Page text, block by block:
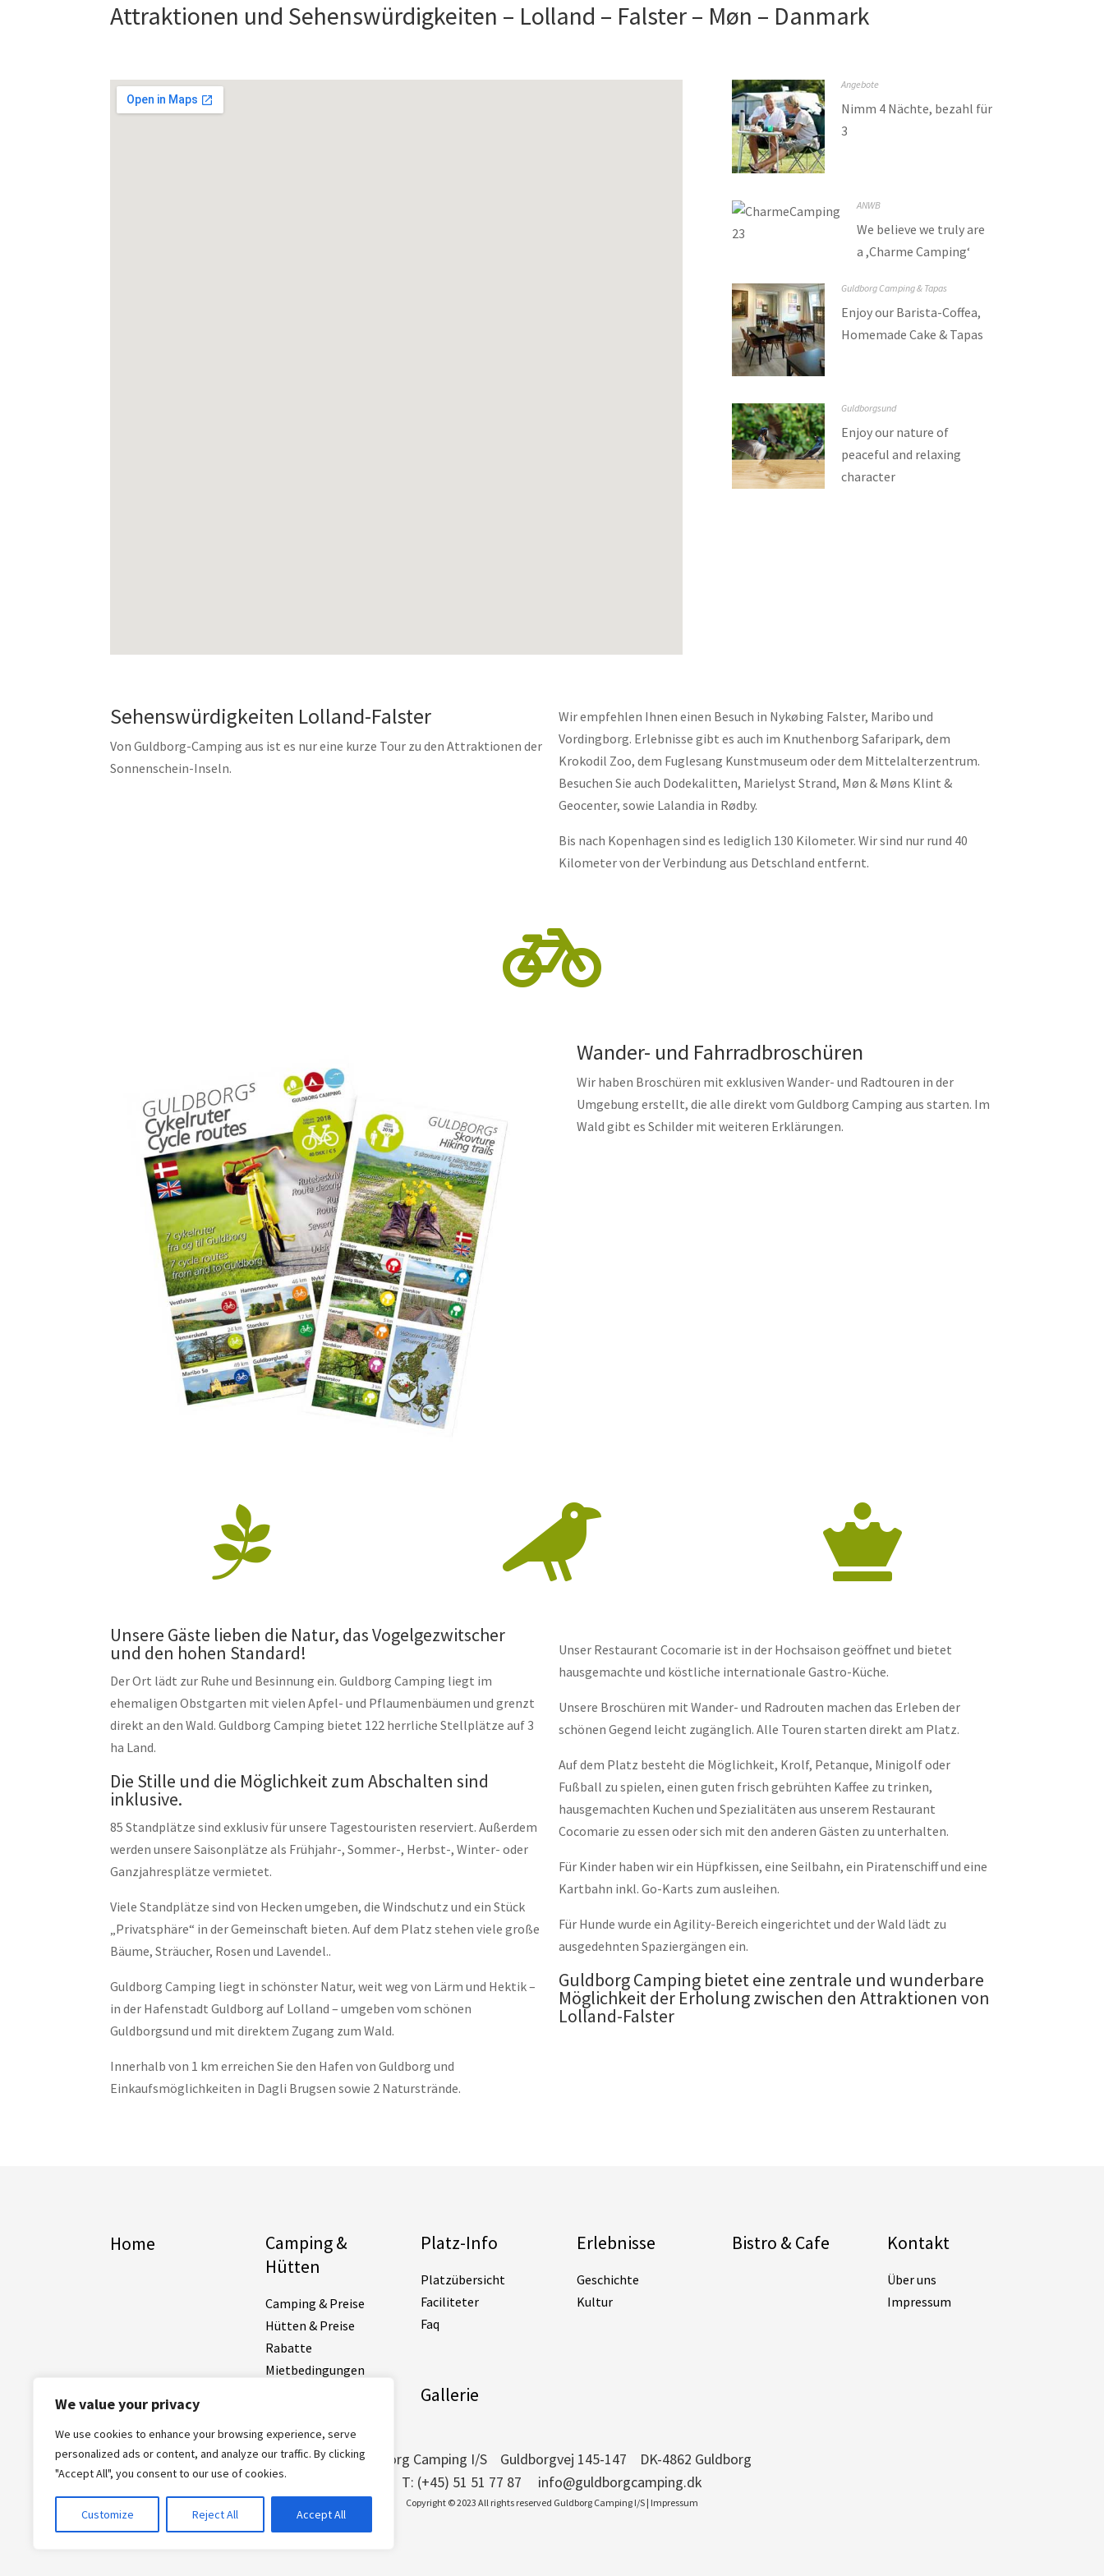
We value your privacy
We use cookies to enhance your browsing experience, serve
personalized ads or content, and analyze our traffic. By clicking
"Accept All", you consent to our use of cookies.
Customize Reject All Accept All
Attraktionen und Sehenswürdigkeiten – Lolland – Falster – Møn – Danmark
Angebote
Nimm 4 Nächte, bezahl für
3​
ANWB
We believe we truly are
a ,Charme Camping‘
Guldborg Camping & Tapas
Enjoy our Barista-Coffea,
Homemade Cake & Tapas
Guldborgsund
Enjoy our nature of
peaceful and relaxing
character
Sehenswürdigkeiten Lolland-Falster
Von Guldborg-Camping aus ist es nur eine kurze Tour zu den Attraktionen der
Sonnenschein-Inseln.
Wir empfehlen Ihnen einen Besuch in Nykøbing Falster, Maribo und
Vordingborg. Erlebnisse gibt es auch im Knuthenborg Safaripark, dem
Krokodil Zoo, dem Fuglesang Kunstmuseum oder dem Mittelalterzentrum.
Besuchen Sie auch Dodekalitten, Marielyst Strand, Møn & Møns Klint &
Geocenter, sowie Lalandia in Rødby.
Bis nach Kopenhagen sind es lediglich 130 Kilometer. Wir sind nur rund 40
Kilometer von der Verbindung aus Detschland entfernt.

Wander- und Fahrradbroschüren​
Wir haben Broschüren mit exklusiven Wander- und Radtouren in der
Umgebung erstellt, die alle direkt vom Guldborg Camping aus starten. Im
Wald gibt es Schilder mit weiteren Erklärungen.
  
Unsere Gäste lieben die Natur, das Vogelgezwitscher
und den hohen Standard!
Der Ort lädt zur Ruhe und Besinnung ein. Guldborg Camping liegt im
ehemaligen Obstgarten mit vielen Apfel- und Pflaumenbäumen und grenzt
direkt an den Wald. Guldborg Camping bietet 122 herrliche Stellplätze auf 3
ha Land.
Die Stille und die Möglichkeit zum Abschalten sind
inklusive.
85 Standplätze sind exklusiv für unsere Tagestouristen reserviert. Außerdem
werden unsere Saisonplätze als Frühjahr-, Sommer-, Herbst-, Winter- oder
Ganzjahresplätze vermietet.
Viele Standplätze sind von Hecken umgeben, die Windschutz und ein Stück
„Privatsphäre“ in der Gemeinschaft bieten. Auf dem Platz stehen viele große
Bäume, Sträucher, Rosen und Lavendel..
Guldborg Camping liegt in schönster Natur, weit weg von Lärm und Hektik –
in der Hafenstadt Guldborg auf Lolland – umgeben vom schönen
Guldborgsund und mit direktem Zugang zum Wald.
Innerhalb von 1 km erreichen Sie den Hafen von Guldborg und
Einkaufsmöglichkeiten in Dagli Brugsen sowie 2 Naturstrände.
Unser Restaurant Cocomarie ist in der Hochsaison geöffnet und bietet
hausgemachte und köstliche internationale Gastro-Küche.
Unsere Broschüren mit Wander- und Radrouten machen das Erleben der
schönen Gegend leicht zugänglich. Alle Touren starten direkt am Platz.
Auf dem Platz besteht die Möglichkeit, Krolf, Petanque, Minigolf oder
Fußball zu spielen, einen guten frisch gebrühten Kaffee zu trinken,
hausgemachten Kuchen und Spezialitäten aus unserem Restaurant
Cocomarie zu essen oder sich mit den anderen Gästen zu unterhalten.
Für Kinder haben wir ein Hüpfkissen, eine Seilbahn, ein Piratenschiff und eine
Kartbahn inkl. Go-Karts zum ausleihen.
Für Hunde wurde ein Agility-Bereich eingerichtet und der Wald lädt zu
ausgedehnten Spaziergängen ein.
Guldborg Camping bietet eine zentrale und wunderbare
Möglichkeit der Erholung zwischen den Attraktionen von
Lolland-Falster
Home
Camping &
Hütten
Camping & Preise
Hütten & Preise
Rabatte
Mietbedingungen
Platz-Info
Platzübersicht
Faciliteter
Faq
Gallerie
Erlebnisse
Geschichte
Kultur
Bistro & Cafe Kontakt
Über uns
Impressum
Guldborg Camping I/S Guldborgvej 145-147 DK-4862 Guldborg
T: (+45) 51 51 77 87 info@guldborgcamping.dk
Copyright © 2023 All rights reserved Guldborg Camping I/S | Impressum